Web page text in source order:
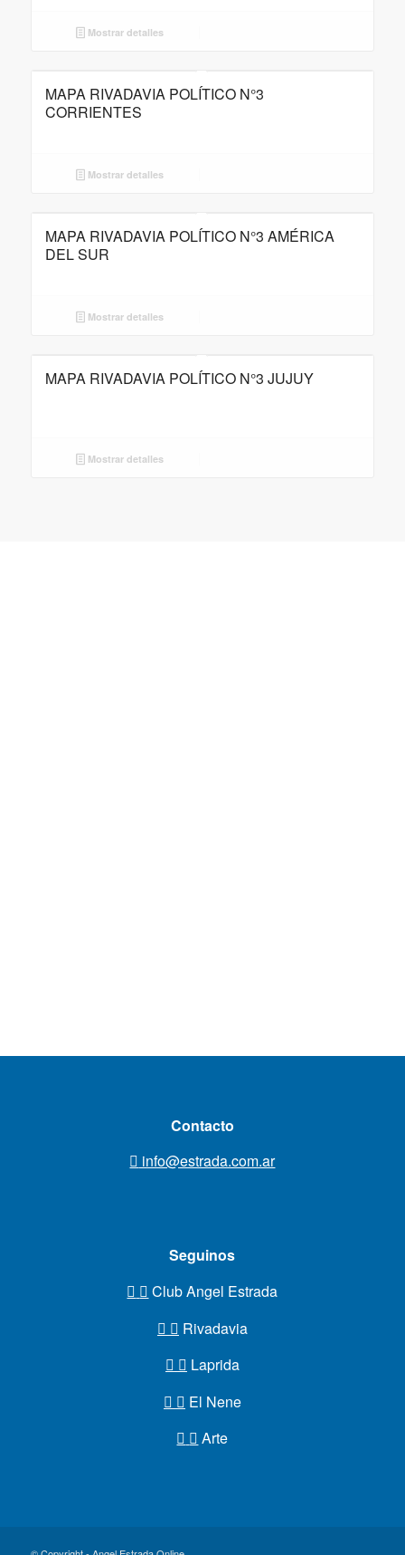
Mostrar detalles
MAPA RIVADAVIA POLÍTICO N°3
CORRIENTES
Mostrar detalles
MAPA RIVADAVIA POLÍTICO N°3 AMÉRICA
DEL SUR
Mostrar detalles
MAPA RIVADAVIA POLÍTICO N°3 JUJUY
Mostrar detalles
Contacto
info@estrada.com.ar
Seguinos
Club Angel Estrada
Rivadavia
Laprida
El Nene
Arte